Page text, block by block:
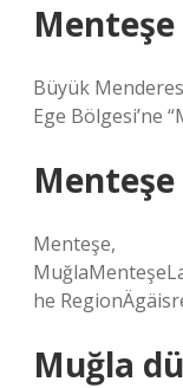
Büyük
Ege Bölgesi’ne
Menteşe,
he
Muğla